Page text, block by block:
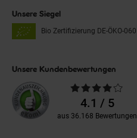
Unsere Siegel
Bio Zertifizierung DE-ÖKO-060
Unsere Kundenbewertungen
Durchschnittliche
Bewertungen4.1 / 5
aus 36.168 Bewertungen